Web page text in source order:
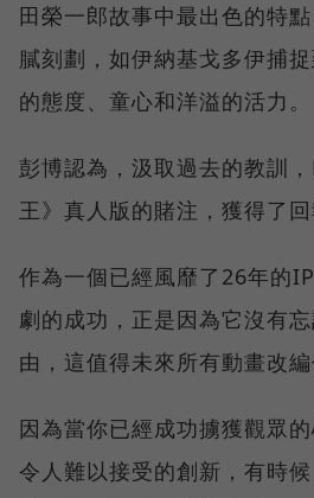
田榮一郎故事中最出色的特
膩刻劃，如伊納基戈多伊捕
的態度、童心和洋溢的活力。
彭博認為，汲取過去的教訓
王》真人版的賭注，獲得了回
作為一個已經風靡了26年的
劇的成功，正是因為它沒有
由，這值得未來所有動畫改編
因為當你已經成功擄獲觀眾
令人難以接受的創新，有時